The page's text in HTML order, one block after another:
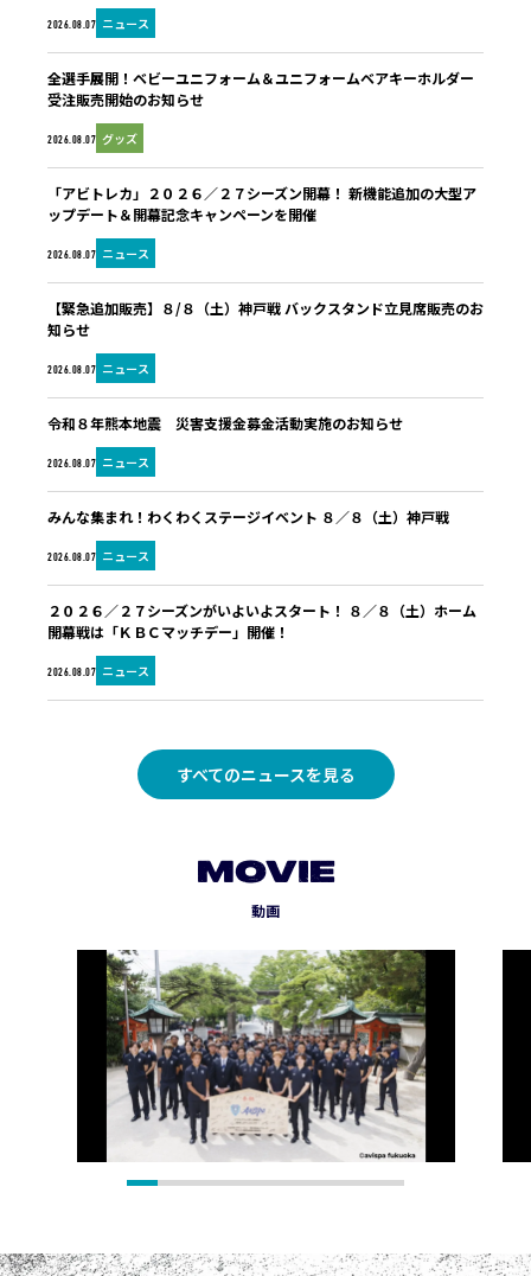
2026.08.07 ニュース
2026.08.07 グッズ
全選手展開！ベビーユニフォーム＆ユニフォームベアキーホルダー
受注販売開始のお知らせ
2026.08.07 ニュース
「アビトレカ」２０２６／２７シーズン開幕！ 新機能追加の大型ア
ップデート＆開幕記念キャンペーンを開催
2026.08.07 ニュース
【緊急追加販売】８/８（土）神戸戦 バックスタンド立見席販売のお
知らせ
2026.08.07 ニュース
令和８年熊本地震 災害支援金募金活動実施のお知らせ
2026.08.07 ニュース
みんな集まれ！わくわくステージイベント ８／８（土）神戸戦
2026.08.07 ニュース
２０２６／２７シーズンがいよいよスタート！ ８／８（土）ホーム
開幕戦は「ＫＢＣマッチデー」開催！
すべてのニュースを見る
MOVIE
動画